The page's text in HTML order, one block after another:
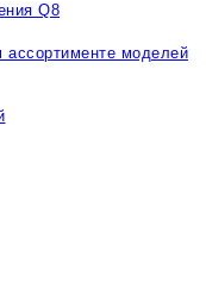
Q8
моделей